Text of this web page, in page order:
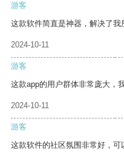
游客
这款软件简直是神器，解决了我
2024-10-11
游客
这款app的用户群体非常庞大，
2024-10-11
游客
这款软件的社区氛围非常好，可